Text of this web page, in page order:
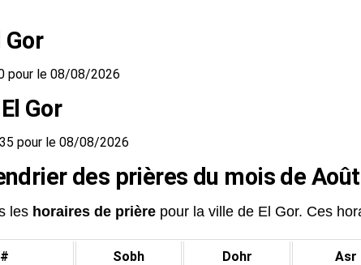
pour le 08/08/2026
Gor
pour le 08/08/2026
des prières du mois de
les horaires de prière pour la ville de El Gor. Ces
# Sobh Dohr Asr